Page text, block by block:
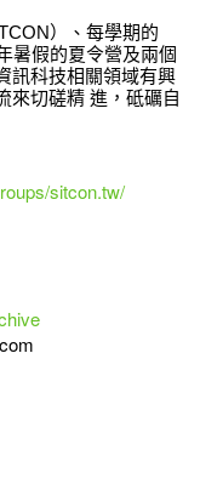
）、每學期的
暑假的夏令營及兩個
訊科技相關領域有興
來切磋精 進，砥礪自
sitcon.tw/